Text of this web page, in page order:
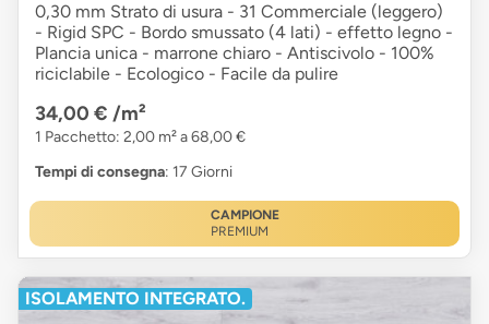
0,30 mm Strato di usura - 31 Commerciale (leggero)
- Rigid SPC - Bordo smussato (4 lati) - effetto legno -
Plancia unica - marrone chiaro - Antiscivolo - 100%
riciclabile - Ecologico - Facile da pulire
34,00 € /m²
1 Pacchetto: 2,00 m² a 68,00 €
Tempi di consegna: 17 Giorni
CAMPIONE
PREMIUM
ISOLAMENTO INTEGRATO.